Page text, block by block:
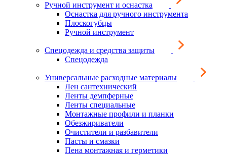
Ручной инструмент и оснастка
Оснастка для ручного инструмента
Плоскогубцы
Ручной инструмент
Спецодежда и средства защиты
Спецодежда
Универсальные расходные материалы
Лен сантехнический
Ленты демпферные
Ленты специальные
Монтажные профили и планки
Обезжириватели
Очистители и разбавители
Пасты и смазки
Пена монтажная и герметики